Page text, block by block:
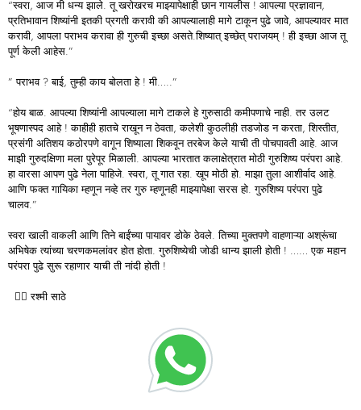
“स्वरा, आज मी धन्य झाले. तू खरोखरच माझ्यापेक्षाही छान गायलीस ! आपल्या प्रज्ञावान,
प्रतिभावान शिष्यांनी इतकी प्रगती करावी की आपल्यालाही मागे टाकून पुढे जावे, आपल्यावर मात
करावी, आपला पराभव करावा ही गुरुची इच्छा असते.शिष्यात् इच्छेत् पराजयम् ! ही इच्छा आज तू
पूर्ण केली आहेस.”
” पराभव ? बाई, तुम्ही काय बोलता हे ! मी…..”
“होय बाळ. आपल्या शिष्यांनी आपल्याला मागे टाकले हे गुरुसाठी कमीपणाचे नाही. तर उलट
भूषणास्पद आहे ! काहीही हातचे राखून न ठेवता, कलेशी कुठलीही तडजोड न करता, शिस्तीत,
प्रसंगी अतिशय कठोरपणे वागून शिष्याला शिकवून तरबेज केले याची ती पोचपावती आहे. आज
माझी गुरुदक्षिणा मला पुरेपूर मिळाली. आपल्या भारतात कलाक्षेत्रात मोठी गुरुशिष्य परंपरा आहे.
हा वारसा आपण पुढे नेला पाहिजे. स्वरा, तू गात रहा. खूप मोठी हो. माझा तुला आशीर्वाद आहे.
आणि फक्त गायिका म्हणून नव्हे तर गुरु म्हणूनही माझ्यापेक्षा सरस हो. गुरुशिष्य परंपरा पुढे
चालव.”
स्वरा खाली वाकली आणि तिने बाईंच्या पायावर डोके ठेवले. तिच्या मुक्तपणे वाहणाऱ्या अश्रूंचा
अभिषेक त्यांच्या चरणकमलांवर होत होता. गुरुशिष्येची जोडी धान्य झाली होती ! …… एक महान
परंपरा पुढे सुरू रहाणार याची ती नांदी होती !
✍🏻 रश्मी साठे